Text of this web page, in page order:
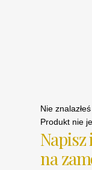
Nie
Produkt nie
Napisz
na